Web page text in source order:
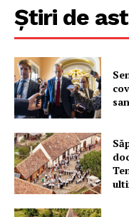
Proiecte editoriale
Rețea
Știri de